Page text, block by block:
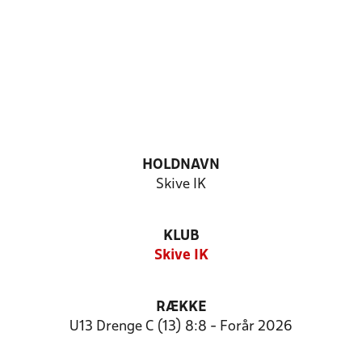
HOLDNAVN
Skive IK
KLUB
Skive IK
RÆKKE
U13 Drenge C (13) 8:8 - Forår 2026